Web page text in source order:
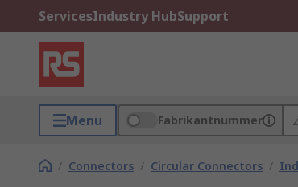
ServicesIndustry HubSupport
Menu Fabrikantnummer
/ Connectors / Circular Connectors /